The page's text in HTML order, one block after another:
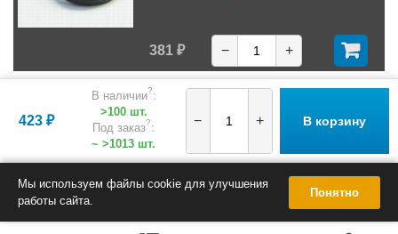
423 ₽
В наличии?:
>100 шт.
Под заказ?:
~ >1013 шт.
− + В корзину
381 ₽ − +
Мы используем файлы cookie для улучшения
работы сайта.
Понятно